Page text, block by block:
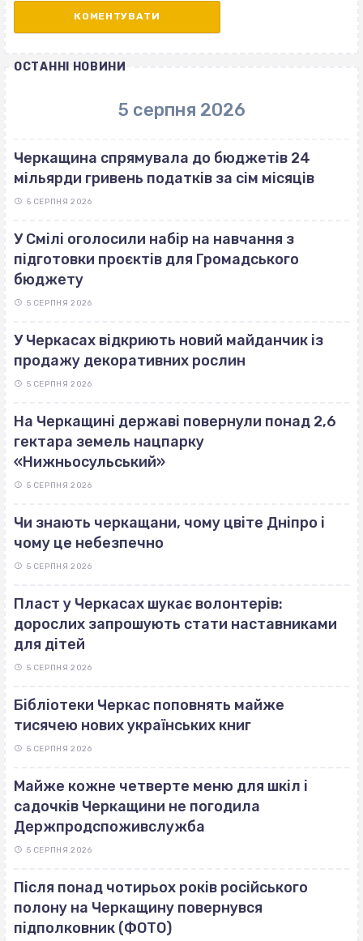
ОСТАННІ НОВИНИ
5 серпня 2026
Черкащина спрямувала до бюджетів 24
мільярди гривень податків за сім місяців
5 СЕРПНЯ 2026
У Смілі оголосили набір на навчання з
підготовки проєктів для Громадського
бюджету
5 СЕРПНЯ 2026
У Черкасах відкриють новий майданчик із
продажу декоративних рослин
5 СЕРПНЯ 2026
На Черкащині державі повернули понад 2,6
гектара земель нацпарку
«Нижньосульський»
5 СЕРПНЯ 2026
Чи знають черкащани, чому цвіте Дніпро і
чому це небезпечно
5 СЕРПНЯ 2026
Пласт у Черкасах шукає волонтерів:
дорослих запрошують стати наставниками
для дітей
5 СЕРПНЯ 2026
Бібліотеки Черкас поповнять майже
тисячею нових українських книг
5 СЕРПНЯ 2026
Майже кожне четверте меню для шкіл і
садочків Черкащини не погодила
Держпродспоживслужба
5 СЕРПНЯ 2026
Після понад чотирьох років російського
полону на Черкащину повернувся
підполковник (ФОТО)